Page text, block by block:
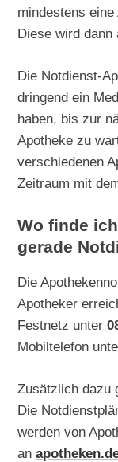
mindestens
Diese wird dann
Die Notdienst-
dringend ein
haben, bis zur
Apotheke zu
verschiedenen
Zeitraum mit
Wo finde
gerade
Die
Apotheker
Festnetz unter
Mobiltelefon
Zusätzlich dazu
Die
werden von
an